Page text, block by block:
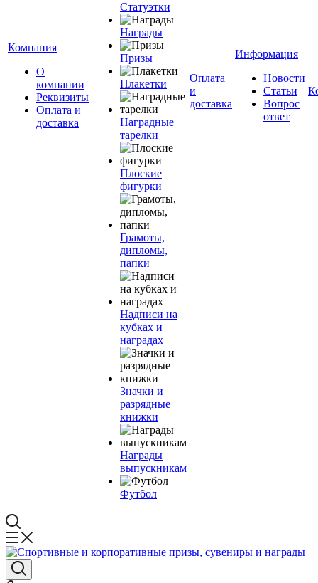
Компания
О
компании
Реквизиты
Оплата и
доставка
Статуэтки
Награды
Призы
Плакетки
Наградные
тарелки
Плоские
фигурки
Грамоты,
дипломы,
папки
Надписи на
кубках и
наградах
Значки и
разрядные
книжки
Награды
выпускникам
Футбол
Оплата
и
доставка
Информация
Новости
Статьи
Вопрос
ответ